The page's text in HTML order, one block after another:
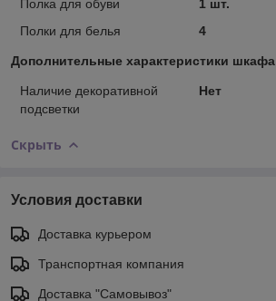
Полка для обуви
1 шт.
Полки для белья
4
Дополнительные характеристики шкафа
Наличие декоративной
подсветки
Нет
Скрыть
Условия доставки
Доставка курьером
Транспортная компания
Доставка "Самовывоз"